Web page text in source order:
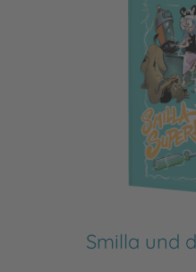
Smilla und